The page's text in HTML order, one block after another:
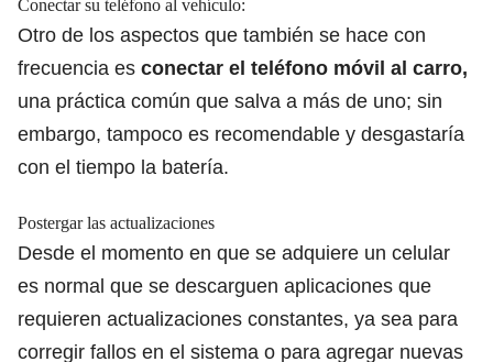
Conectar su teléfono al vehículo:
Otro de los aspectos que también se hace con
frecuencia es conectar el teléfono móvil al carro,
una práctica común que salva a más de uno; sin
embargo, tampoco es recomendable y desgastaría
con el tiempo la batería.
Postergar las actualizaciones
Desde el momento en que se adquiere un celular
es normal que se descarguen aplicaciones que
requieren actualizaciones constantes, ya sea para
corregir fallos en el sistema o para agregar nuevas